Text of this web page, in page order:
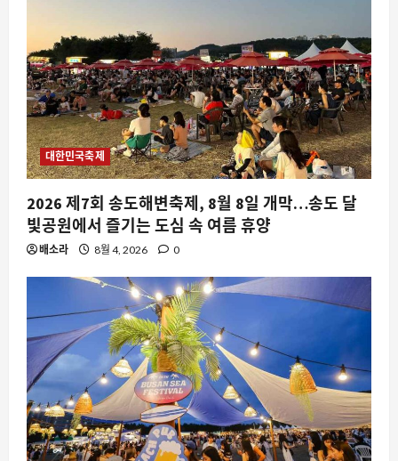
대한민국축제
2026 제7회 송도해변축제, 8월 8일 개막…송도 달
빛공원에서 즐기는 도심 속 여름 휴양
배소라 8월 4, 2026 0
2
요즘뜨는소식
합법이라는 옷을 입고 찾아오는 민주주
의의 붕괴, 지금 우리가 주목해야 하는 이
유
8월 7, 2026 0